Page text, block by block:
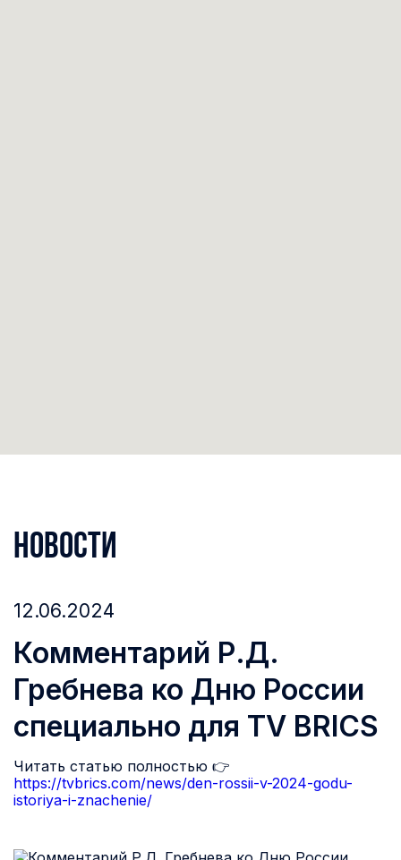
Новости
12.06.2024
Комментарий Р.Д.
Гребнева ко Дню России
специально для TV BRICS
Читать статью полностью 👉
https://tvbrics.com/news/den-rossii-v-2024-godu-
istoriya-i-znachenie/